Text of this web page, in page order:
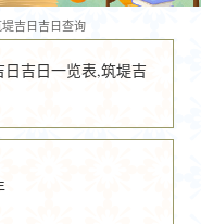
吉日吉日查询
日吉日一览表,筑堤吉